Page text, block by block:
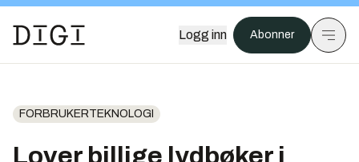
Logg inn Abonner
FORBRUKERTEKNOLOGI
Lover billige lydbøker i